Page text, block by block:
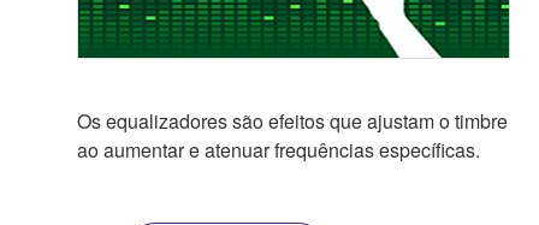
Os equalizadores são efeitos que ajustam o timbre
ao aumentar e atenuar frequências específicas.